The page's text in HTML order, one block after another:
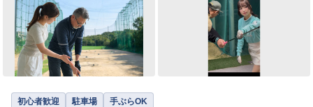
初心者歓迎 駐車場 手ぶらOK